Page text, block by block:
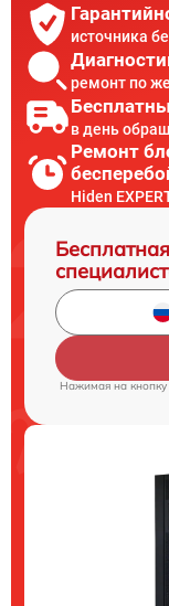
источника
ремонт по
в день
Ремонт
Hiden
Нажимая на кнопку